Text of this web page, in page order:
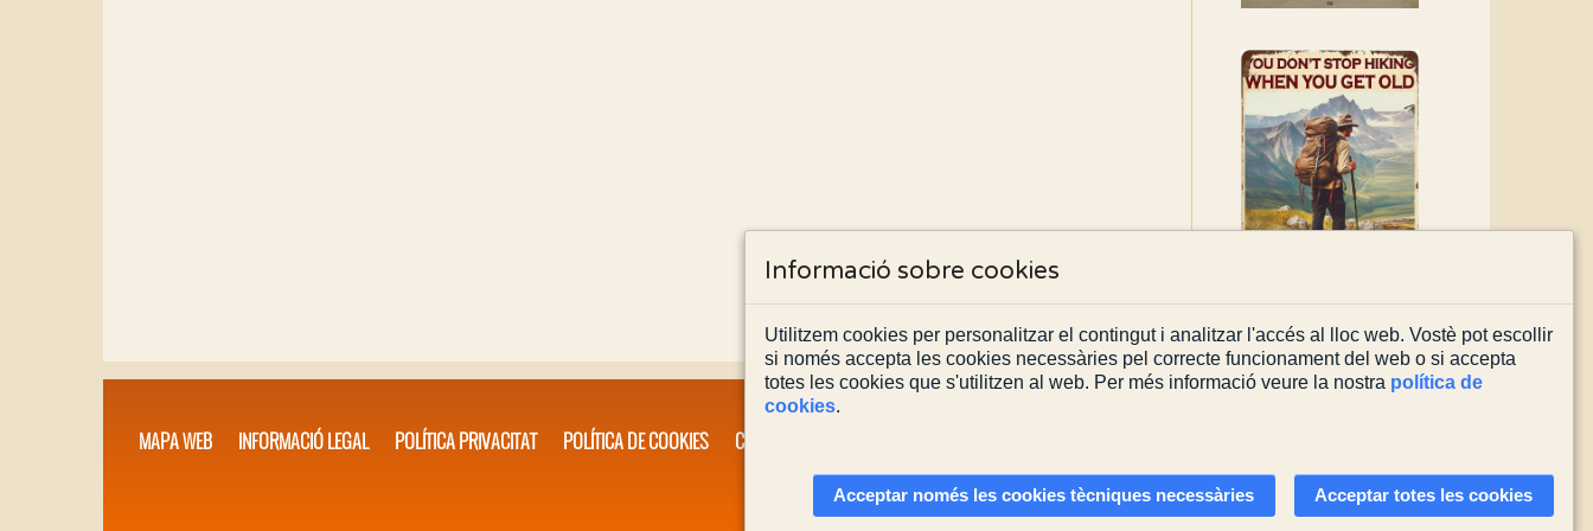
MAPA WEB INFORMACIÓ LEGAL POLÍTICA PRIVACITAT POLÍTICA DE COOKIES CONTACTA'NS
Actualitzada el03/08/2026
Informació sobre cookies
Utilitzem cookies per personalitzar el contingut i analitzar l'accés al lloc web. Vostè pot escollir
si només accepta les cookies necessàries pel correcte funcionament del web o si accepta
totes les cookies que s'utilitzen al web. Per més informació veure la nostra política de
cookies.
Acceptar només les cookies tècniques necessàries Acceptar totes les cookies